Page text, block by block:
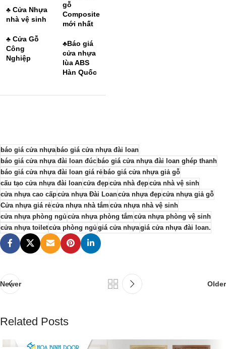
♣ Cửa Nhựa
nhà vệ sinh
♣ Cửa Gỗ
Công
Nghiệp
gỗ
Composite
mới nhất
♣Báo giá
cửa nhựa
lùa ABS
Hàn Quốc
báo giá cửa nhựabáo giá cửa nhựa đài loan
báo giá cửa nhựa đài loan đúcbáo giá cửa nhựa đài loan ghép thanh
báo giá cửa nhựa đài loan giá rẻbáo giá cửa nhựa giả gỗ
cấu tạo cửa nhựa đài loancửa đẹpcửa nhà đẹpcửa nhà vệ sinh
cửa nhựa cao cấpcửa nhựa Đài Loancửa nhựa đẹpcửa nhựa giả gỗ
Cửa nhựa giá rẻcửa nhựa nhà tắm cửa nhựa nhà vệ sinh
cửa nhựa phòng ngủ cửa nhựa phòng tắm cửa nhựa phòng vệ sinh
cửa nhựa toiletcửa phòng ngủ giá cửa nhựagiá cửa nhựa đài loan.
Newer Older
Related Posts